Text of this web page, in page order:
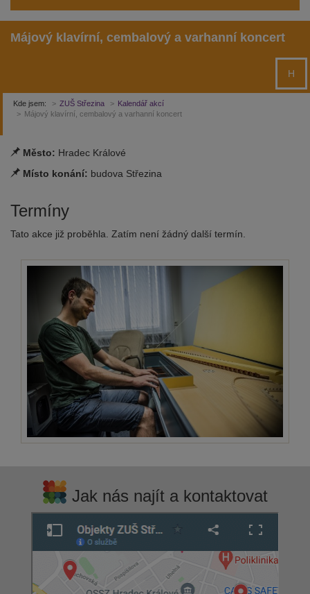
Májový klavírní, cembalový a varhanní koncert
H
Kde jsem: ZUŠ Střezina
Kalendář akcí
Májový klavírní, cembalový a varhanní koncert
Město: Hradec Králové
Místo konání: budova Střezina
Termíny
Tato akce již proběhla. Zatím není žádný další termín.
Jak nás najít a kontaktovat